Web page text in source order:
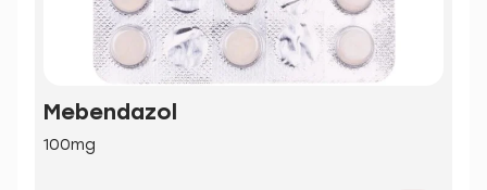
Mebendazol
100mg